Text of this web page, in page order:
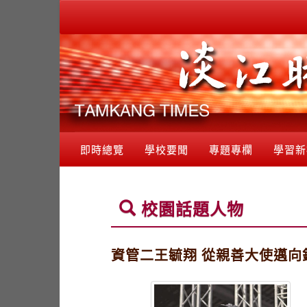
即時總覽 學校要聞 專題專欄 學習
校園話題人物
資管二王毓翔 從親善大使邁向